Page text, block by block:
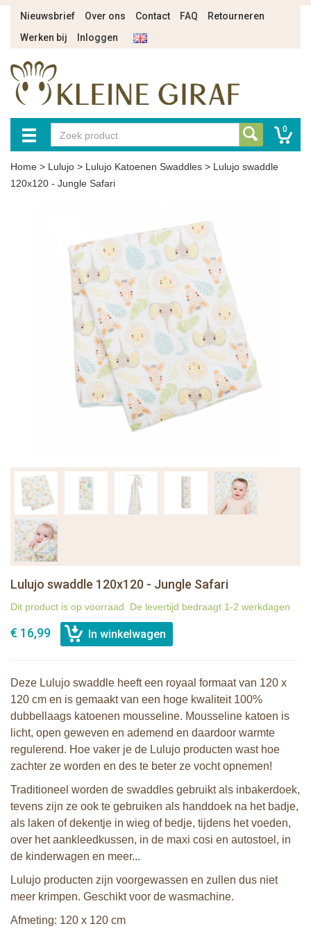
Nieuwsbrief Over ons Contact FAQ
Retourneren
Werken bij
Inloggen
0
Home > Lulujo > Lulujo Katoenen Swaddles > Lulujo swaddle
120x120 - Jungle Safari
Lulujo swaddle 120x120 - Jungle Safari
Dit product is op voorraad. De levertijd bedraagt 1-2 werkdagen
€ 16,99
Deze Lulujo swaddle heeft een royaal formaat van 120 x
120 cm en is gemaakt van een hoge kwaliteit 100%
dubbellaags katoenen mousseline. Mousseline katoen is
licht, open geweven en ademend en daardoor warmte
regulerend. Hoe vaker je de Lulujo producten wast hoe
zachter ze worden en des te beter ze vocht opnemen!
Traditioneel worden de swaddles gebruikt als inbakerdoek,
tevens zijn ze ook te gebruiken als handdoek na het badje,
als laken of dekentje in wieg of bedje, tijdens het voeden,
over het aankleedkussen, in de maxi cosi en autostoel, in
de kinderwagen en meer...
Lulujo producten zijn voorgewassen en zullen dus niet
meer krimpen. Geschikt voor de wasmachine.
Afmeting: 120 x 120 cm